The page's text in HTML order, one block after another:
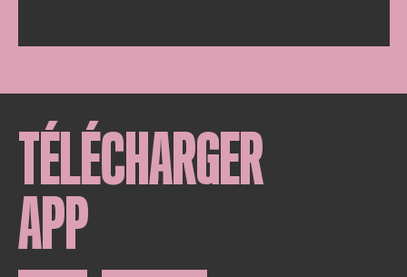
TÉLÉCHARGER
APP